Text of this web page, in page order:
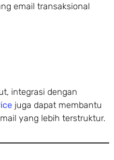
email transaksional
integrasi dengan
juga dapat membantu
yang lebih terstruktur.